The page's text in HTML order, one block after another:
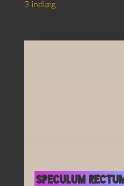
3 indlæg
Speculum